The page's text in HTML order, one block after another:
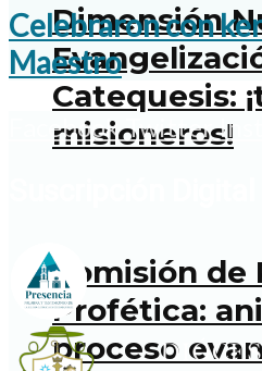
Dimensión
Catequesis:
misioneros!
Comisión de
Profética:
proceso
Celebraron con
Maestro
FacebookTwitter